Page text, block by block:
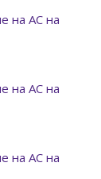
на АС на
на АС на
на АС на